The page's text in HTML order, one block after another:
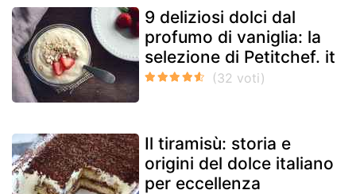
9 deliziosi dolci dal
profumo di vaniglia: la
selezione di Petitchef. it
Il tiramisù: storia e
origini del dolce italiano
per eccellenza